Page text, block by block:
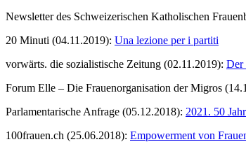
Newsletter des Schweizerischen Katholischen
20 Minuti (04.11.2019): Una lezione per i partiti
vorwärts. die sozialistische Zeitung (02.11.2019): Der
Forum Elle – Die Frauenorganisation der Migros
Parlamentarische Anfrage (05.12.2018): 2021. 50
100frauen.ch (25.06.2018): Empowerment von